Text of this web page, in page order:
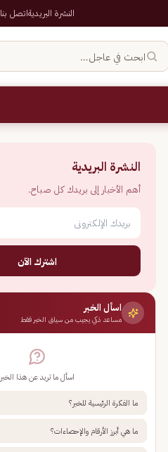
النشرة البريديةاتصل بنا
ابحث في عاجل…
النشرة البريدية
أهم الأخبار إلى بريدك كل صباح.
اشترك الآن
اسأل الخبر
مساعد ذكي يجيب من سياق الخبر فقط
اسأل ما تريد عن هذا الخبر
ما الفكرة الرئيسية للخبر؟
ما هي أبرز الأرقام والإحصاءات؟